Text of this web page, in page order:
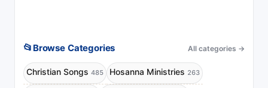
📂 Browse Categories All categories →
Christian Songs 485 Hosanna Ministries 263